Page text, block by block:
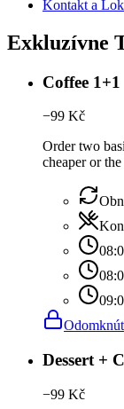
Kontakt a
Exkluzívne
Coffee 1+1
−99 Kč
Order two
cheaper or
Dessert +
−99 Kč